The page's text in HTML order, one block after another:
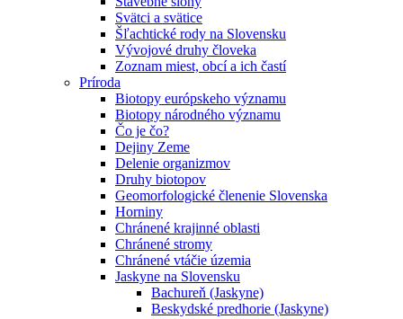
Svätci a svätice
Šľachtické rody na Slovensku
Vývojové druhy človeka
Zoznam miest, obcí a ich častí
Príroda
Biotopy európskeho významu
Biotopy národného významu
Čo je čo?
Dejiny Zeme
Delenie organizmov
Druhy biotopov
Geomorfologické členenie Slovenska
Horniny
Chránené krajinné oblasti
Chránené stromy
Chránené vtáčie územia
Jaskyne na Slovensku
Bachureň (Jaskyne)
Beskydské predhorie (Jaskyne)